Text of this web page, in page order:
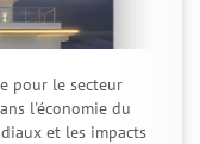
pour le secteur
l'économie du
et les impacts